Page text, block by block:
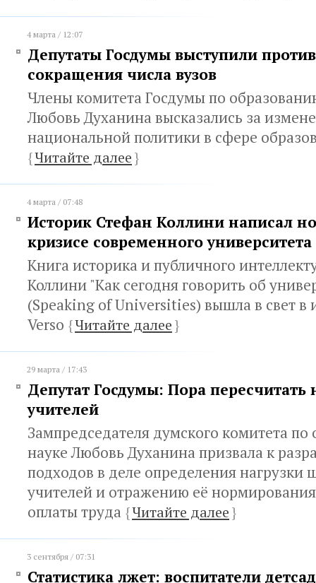
4 марта / 12:07
Депутаты Госдумы выступили
сокращения числа вузов
Члены комитета Госдумы по
Любовь Духанина высказались за
национальной политики в сфере
{Читайте далее}
4 марта / 07:48
Историк Стефан Коллини написал
кризисе современного университета
Книга историка и публичного
Коллини "Как сегодня говорить об
(Speaking of Universities) вышла в свет в
Verso {Читайте далее}
29 марта / 17:43
Депутат Госдумы: Пора пересчитать
учителей
Зампредседателя думского комитета
науке Любовь Духанина призвала к
подходов в деле определения нагрузки
учителей и отражению её
оплаты труда {Читайте далее}
3 сентября / 07:31
Статистика лжет: воспитатели